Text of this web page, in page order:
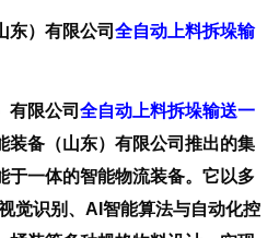
东）有限公司 全自动上料拆垛输
有限公司 全自动上料拆垛输送一
装备（山东）有限公司推出的集
于一体的智能物流装备。它以多
觉识别、AI智能算法与自动化控